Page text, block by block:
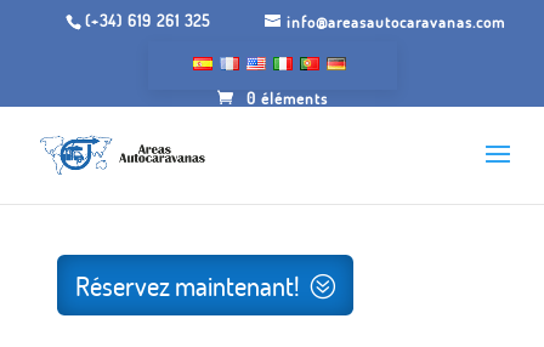
(+34) 619 261 325 info@areasautocaravanas.com
0 éléments
Estanca, Alcañiz Teruel.
Réservez maintenant!